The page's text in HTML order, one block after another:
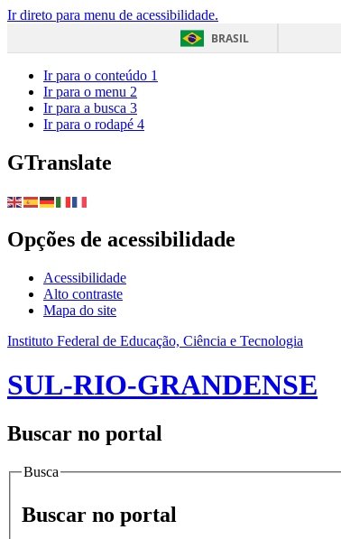
Ir direto para menu de acessibilidade.
BRASIL
Ir para o conteúdo 1
Ir para o menu 2
Ir para a busca 3
Ir para o rodapé 4
GTranslate
Opções de acessibilidade
Acessibilidade
Alto contraste
Mapa do site
Instituto Federal de Educação, Ciência e Tecnologia
SUL-RIO-GRANDENSE
Buscar no portal
Busca
Buscar no portal